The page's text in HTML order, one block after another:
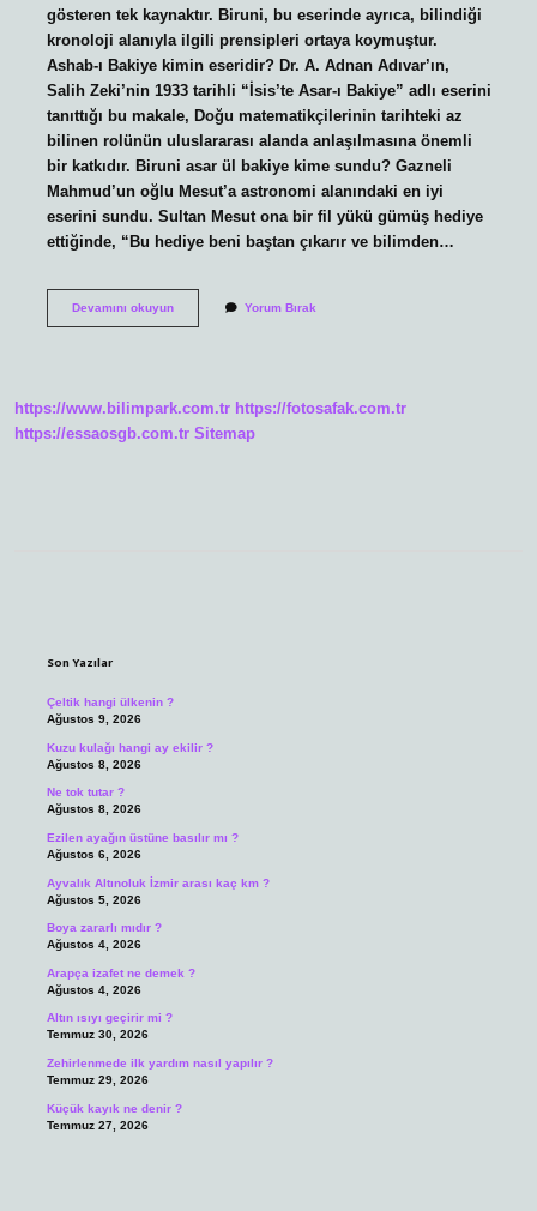
gösteren tek kaynaktır. Biruni, bu eserinde ayrıca, bilindiği
kronoloji alanıyla ilgili prensipleri ortaya koymuştur.
Ashab-ı Bakiye kimin eseridir? Dr. A. Adnan Adıvar’ın,
Salih Zeki’nin 1933 tarihli “İsis’te Asar-ı Bakiye” adlı eserini
tanıttığı bu makale, Doğu matematikçilerinin tarihteki az
bilinen rolünün uluslararası alanda anlaşılmasına önemli
bir katkıdır. Biruni asar ül bakiye kime sundu? Gazneli
Mahmud’un oğlu Mesut’a astronomi alanındaki en iyi
eserini sundu. Sultan Mesut ona bir fil yükü gümüş hediye
ettiğinde, “Bu hediye beni baştan çıkarır ve bilimden…
Devamını okuyunEl
Yorum Bırak
https://www.bilimpark.com.tr https://fotosafak.com.tr
https://essaosgb.com.tr Sitemap
Son Yazılar
Çeltik hangi ülkenin ?
Ağustos 9, 2026
Kuzu kulağı hangi ay ekilir ?
Ağustos 8, 2026
Ne tok tutar ?
Ağustos 8, 2026
Ezilen ayağın üstüne basılır mı ?
Ağustos 6, 2026
Ayvalık Altınoluk İzmir arası kaç km ?
Ağustos 5, 2026
Boya zararlı mıdır ?
Ağustos 4, 2026
Arapça izafet ne demek ?
Ağustos 4, 2026
Altın ısıyı geçirir mi ?
Temmuz 30, 2026
Zehirlenmede ilk yardım nasıl yapılır ?
Temmuz 29, 2026
Küçük kayık ne denir ?
Temmuz 27, 2026